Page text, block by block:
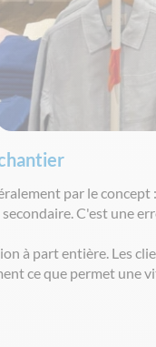
par le concept
C'est une
à part entière. Les
ce que permet